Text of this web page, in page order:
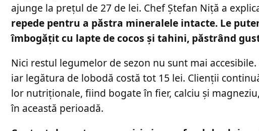
ajunge la prețul de 27 de lei. Chef Ștefan Niță a
repede pentru a păstra mineralele intacte. Le
îmbogățit cu lapte de cocos și tahini, păstrând
Nici restul legumelor de sezon nu sunt mai
iar legătura de lobodă costă tot 15 lei. Clienții
lor nutriționale, fiind bogate în fier, calciu și
în această perioadă.